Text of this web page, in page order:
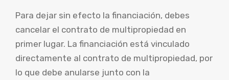
Para dejar sin efecto la financiación, debes
cancelar el contrato de multipropiedad en
primer lugar. La financiación está vinculado
directamente al contrato de multipropiedad, por
lo que debe anularse junto con la